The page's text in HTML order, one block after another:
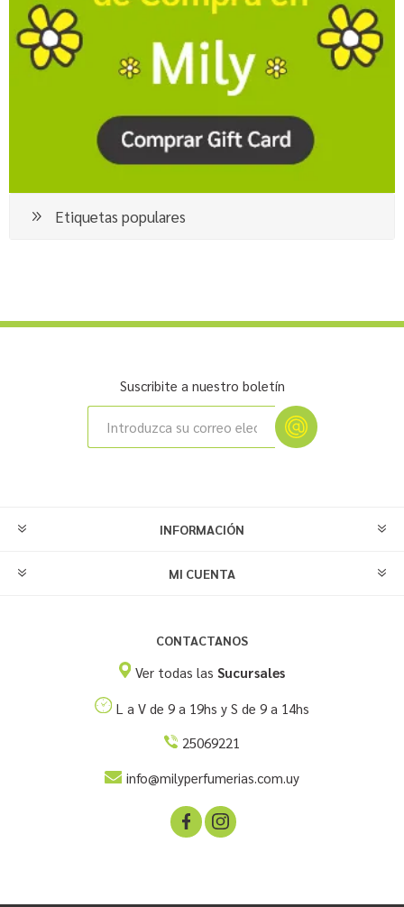
Etiquetas populares
Suscribite a nuestro boletín
INFORMACIÓN
MI CUENTA
CONTACTANOS
Ver todas las Sucursales
L a V de 9 a 19hs y S de 9 a 14hs
25069221
info@milyperfumerias.com.uy